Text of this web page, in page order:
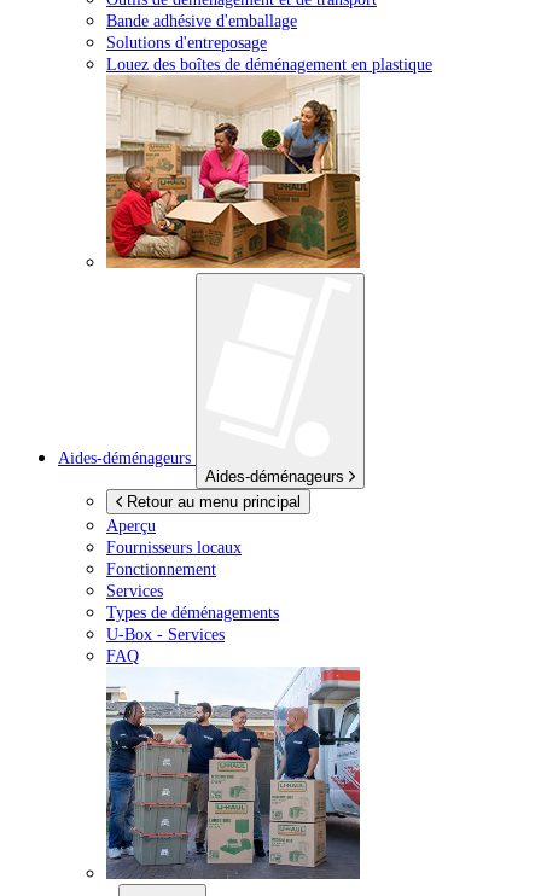
Bande adhésive d'emballage
Solutions d'entreposage
Louez des boîtes de déménagement en plastique
Aides-déménageurs
Aides-déménageurs
Retour au menu principal
Aperçu
Fournisseurs locaux
Fonctionnement
Services
Types de déménagements
U-Box - Services
FAQ